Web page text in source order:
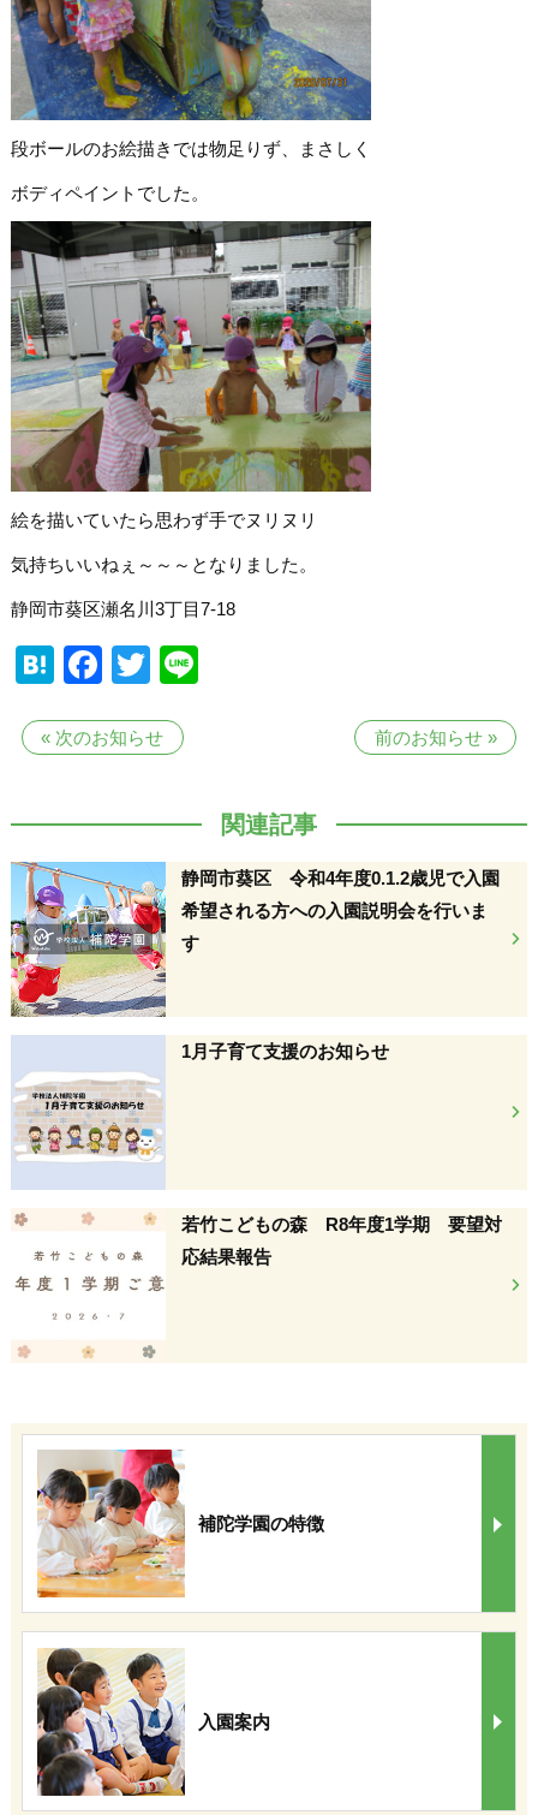
段ボールのお絵描きでは物足りず、まさしく
ボディペイントでした。
絵を描いていたら思わず手でヌリヌリ
気持ちいいねぇ～～～となりました。
静岡市葵区瀬名川3丁目7-18
Hatena
Facebook
Twitter
前のお知らせ»
« 次のお知らせ
関連記事
静岡市葵区 令和4年度0.1.2歳児で入園
希望される方への入園説明会を行いま
す
1月子育て支援のお知らせ
若竹こどもの森 R8年度1学期 要望対
応結果報告
補陀学園の特徴
入園案内